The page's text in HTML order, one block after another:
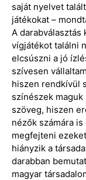
saját nyelvet
játékokat –
A darabválasztás
vígjátékot találni
elcsúszni a jó
szívesen
hiszen rendkívül
színészek
szöveg, hiszen
nézők számára
megfejteni
hiányzik a
darabban
magyar